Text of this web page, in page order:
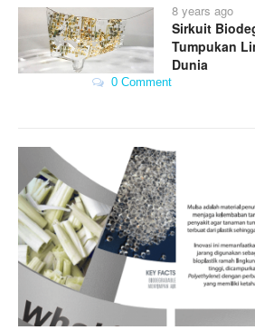
8 years ago
Sirkuit
Tumpukan
Dunia
0 Comment